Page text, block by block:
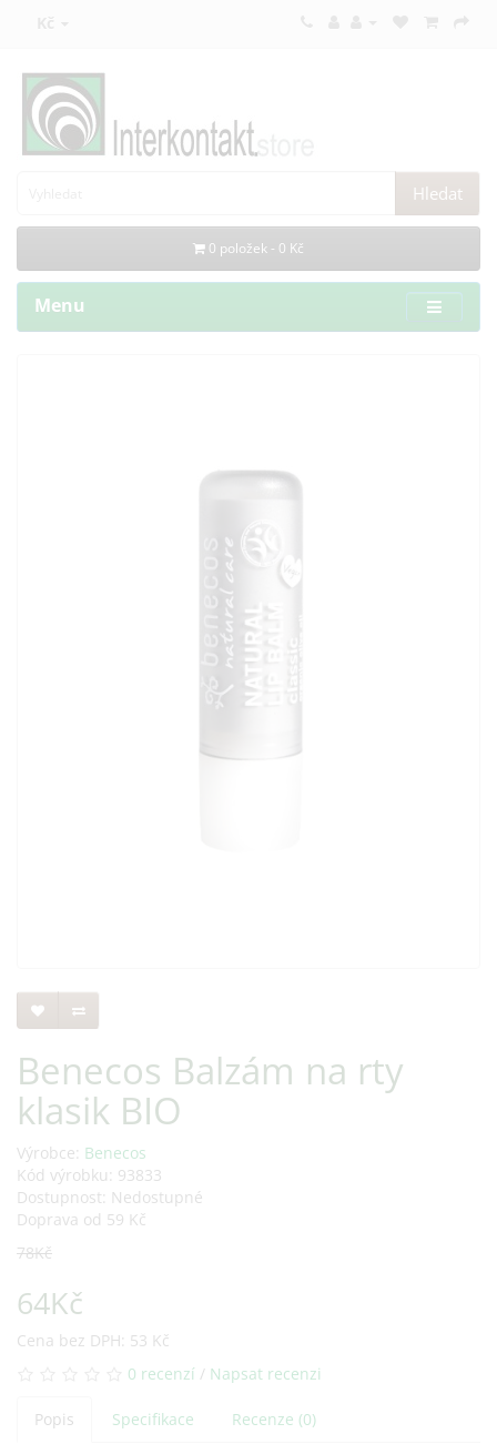
Kč
Hledat
0 položek - 0 Kč
Menu
Benecos Balzám na rty
klasik BIO
Výrobce: Benecos
Kód výrobku: 93833
Dostupnost: Nedostupné
Doprava od 59 Kč
78Kč
64Kč
Cena bez DPH: 53 Kč
0 recenzí / Napsat recenzi
Popis Specifikace Recenze (0)